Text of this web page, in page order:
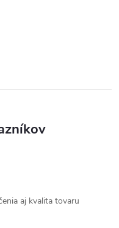
aj kvalita tovaru